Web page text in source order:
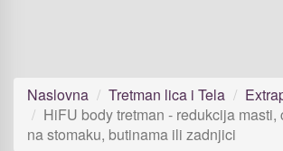
Naslovna Tretman lica i Tela
HiFU body tretman - redukcija
na stomaku, butinama ili zadnjici